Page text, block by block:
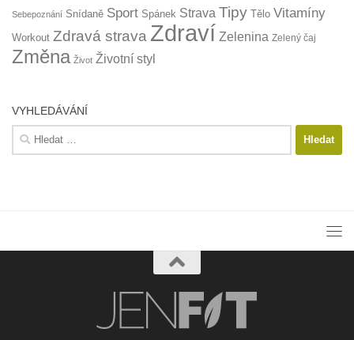
Sebepoznání Snídaně Sport Spánek Strava Tipy Tělo Vitamíny
Workout Zdravá strava Zdraví Zelenina Zelený čaj
Změna Život Životní styl
VYHLEDÁVÁNÍ
Vyhledávání